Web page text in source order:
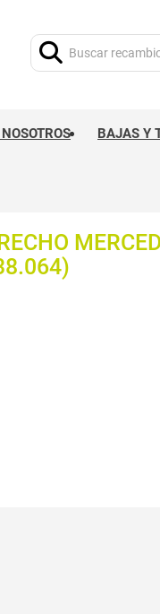
BAJAS Y